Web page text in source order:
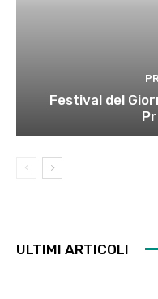
Festival del
ULTIMI ARTICOLI